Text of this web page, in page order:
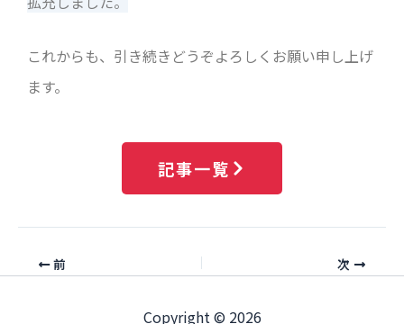
これからも、引き続きどうぞよろしくお願い申し上げ
ます。
記事一覧
前 次
Copyright © 2026